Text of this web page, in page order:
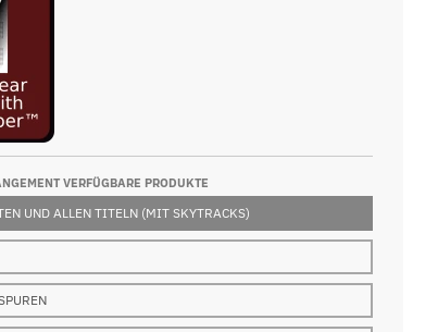
VERFÜGBARE PRODUKTE
UND ALLEN TITELN (MIT SKYTRACKS)